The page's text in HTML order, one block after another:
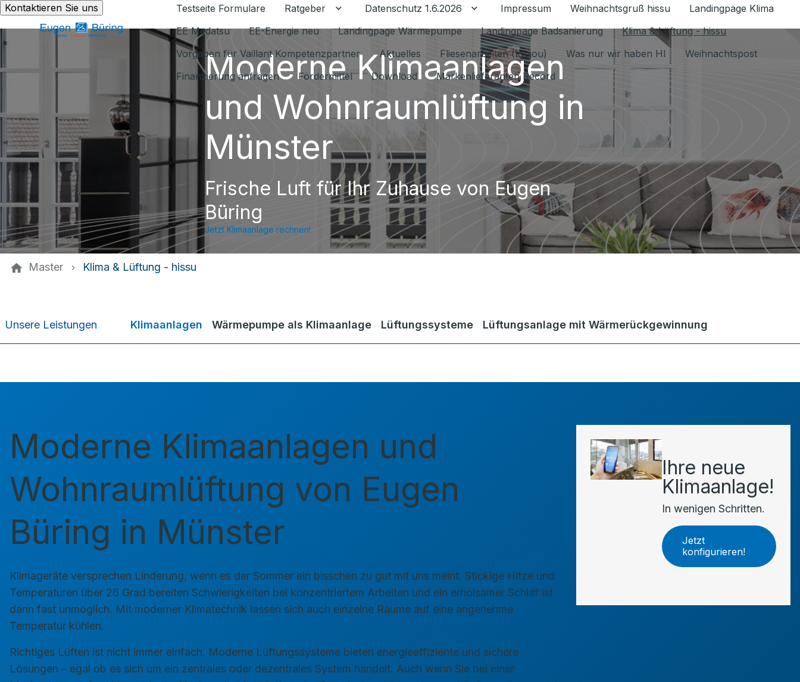
Kontaktieren Sie uns Testseite Formulare Ratgeber Untermenü für Ratgeber umschalten
Datenschutz 1.6.2026 Untermenü für Datenschutz 1.6.2026 umschalten
Impressum Weihnachtsgruß hissu
Landingpage Klima
EE Medatsu
EE-Energie neu Landingpage Wärmepumpe Landingpage Badsanierung
Klima & Lüftung - hissu
Vorgaben für Vaillant Kompetenzpartner
Aktuelles Fliesenarbeiten (toujou) Was nur wir haben HI
Weihnachtspost
Finanzierung anfragen
Fördermittel Download Markenlieferanten Record
Moderne Klimaanlagen
und Wohnraumlüftung in
Münster
Frische Luft für Ihr Zuhause von Eugen
Büring
Jetzt Klimaanlage rechnen!
Master Klima & Lüftung - hissu
Unsere Leistungen Klimaanlagen Wärmepumpe als Klimaanlage Lüftungssysteme Lüftungsanlage mit Wärmerückgewinnung
Moderne Klimaanlagen und
Wohnraumlüftung von Eugen
Büring in Münster
Klimageräte versprechen Linderung, wenn es der Sommer ein bisschen zu gut mit uns meint. Stickige Hitze und
Temperaturen über 26 Grad bereiten Schwierigkeiten bei konzentriertem Arbeiten und ein erholsamer Schlaf ist
dann fast unmöglich. Mit moderner Klimatechnik lassen sich auch einzelne Räume auf eine angenehme
Temperatur kühlen.
Richtiges Lüften ist nicht immer einfach. Moderne Lüftungssysteme bieten energieeffiziente und sichere
Lösungen – egal ob es sich um ein zentrales oder dezentrales System handelt. Auch wenn Sie bei einer
Ihre neue
Klimaanlage!
In wenigen Schritten.
Jetzt
konfigurieren!